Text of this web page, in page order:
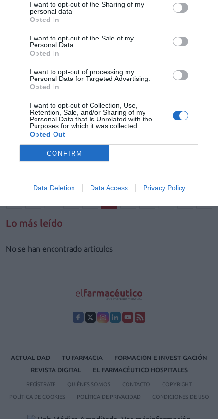
I want to opt-out of the Sharing of my
personal data.
Opted In
I want to opt-out of the Sale of my
Personal Data.
Opted In
I want to opt-out of processing my
Personal Data for Targeted Advertising.
Opted In
I want to opt-out of Collection, Use,
Retention, Sale, and/or Sharing of my
Personal Data that Is Unrelated with the
Purposes for which it was collected.
Opted Out
CONFIRM
Data Deletion Data Access Privacy Policy
La SEFH presenta un congreso que
terapias, los procesos y las personas
Las Dras. Edurne Fernández de Gamarra,
Presidenta del Comité del 67 Congreso y
exponen las novedades de la cita a los
representantes de la Industria Farmacéutica.
Hemeroteca EFH
Lo más leído
No se han encontrado artículos
ACTUALIDAD TU FARMACIA
FORMACIÓN E INVESTIGACIÓN
REVISTA DIGITAL
EL FARMACÉUTICO HOSPITALES
REGÍSTRATE QUIÉNES SOMOS CONTACTO COPYRIGHT
POLÍTICA DE COOKIES POLÍTICA DE PRIVACIDAD CONDICIONES DE USO